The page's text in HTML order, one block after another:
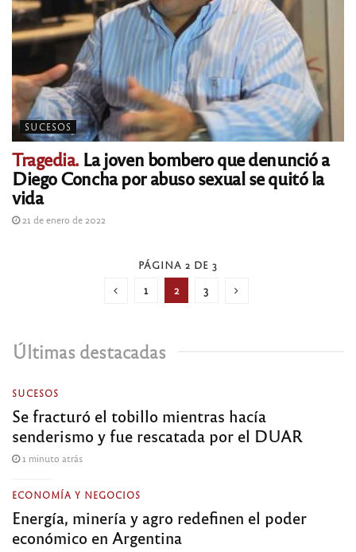
SUCESOS
Tragedia. La joven bombero que denunció a
Diego Concha por abuso sexual se quitó la
vida
21 de enero de 2022
PÁGINA 2 DE 3
1 2 3
Últimas destacadas
SUCESOS
Se fracturó el tobillo mientras hacía
senderismo y fue rescatada por el DUAR
1 minuto atrás
ECONOMÍA Y NEGOCIOS
Energía, minería y agro redefinen el poder
económico en Argentina